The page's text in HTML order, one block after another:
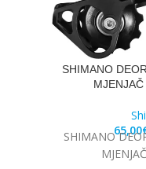
SHIMANO
65,00
SHIMANO